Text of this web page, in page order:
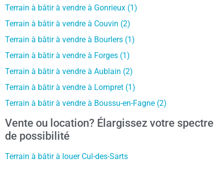
Terrain à bâtir à vendre à Gonrieux (1)
Terrain à bâtir à vendre à Couvin (2)
Terrain à bâtir à vendre à Bourlers (1)
Terrain à bâtir à vendre à Forges (1)
Terrain à bâtir à vendre à Aublain (2)
Terrain à bâtir à vendre à Lompret (1)
Terrain à bâtir à vendre à Boussu-en-Fagne (2)
Vente ou location? Élargissez votre spectre
de possibilité
Terrain à bâtir à louer Cul-des-Sarts